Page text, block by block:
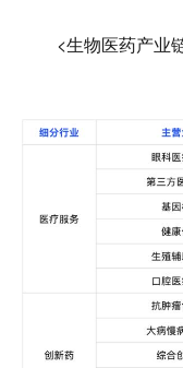
<生物医药产业